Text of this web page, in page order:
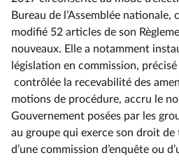
Bureau de l’Assemblée nationale,
modifié 52 articles de son
nouveaux. Elle a notamment
législation en commission,
contrôlée la recevabilité des
motions de procédure, accru le
Gouvernement posées par les
au groupe qui exerce son droit
d’une commission d’enquête ou